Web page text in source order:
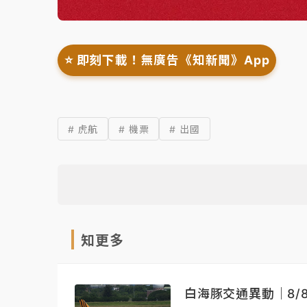
⭐️ 即刻下載！無廣告《知新聞》App
# 虎航 # 機票 # 出國
知更多
白海豚交通異動｜